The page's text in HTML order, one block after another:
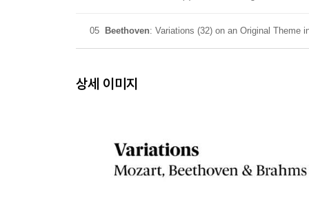
05 Beethoven: Variations (32) on an Original Theme
상세 이미지